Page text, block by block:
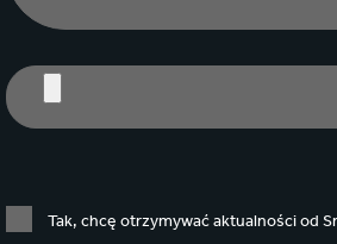
Tak, chcę otrzymywać aktualności od